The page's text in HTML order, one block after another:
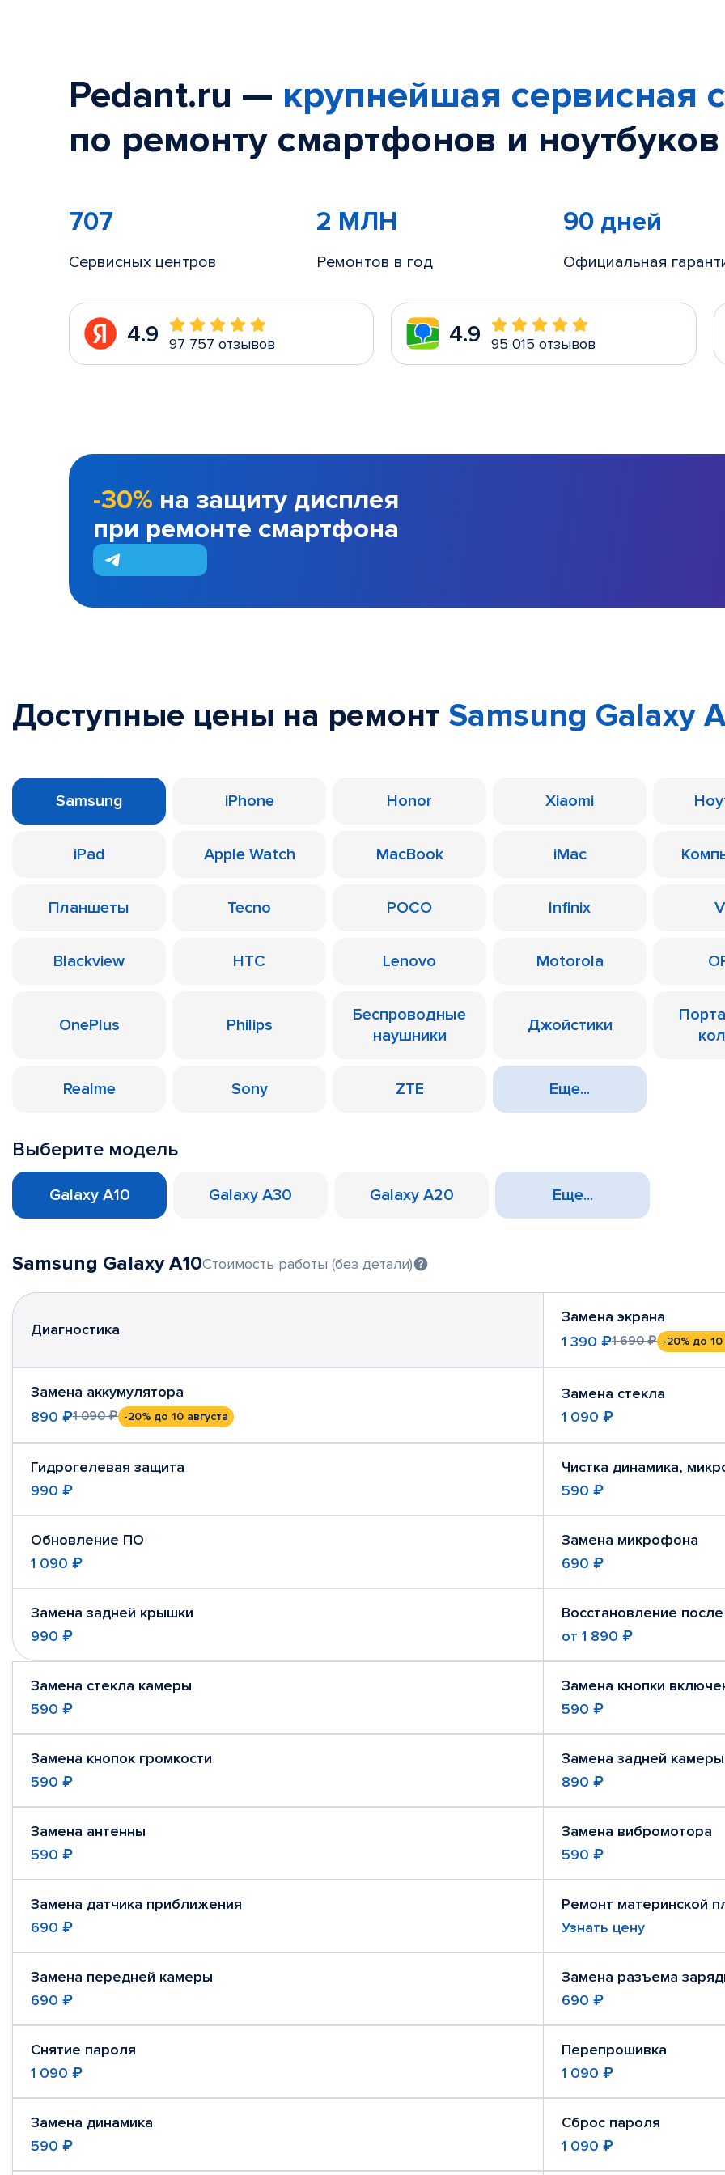
Pedant.ru — крупнейшая сервисная
по ремонту смартфонов и
707
Сервисных центров
2 МЛН
Ремонтов в год
90 дней
Официальная
4.9 97 757 отзывов 4.9 95 015 отзывов
-30% на защиту дисплея
при ремонте смартфона
Доступные цены на ремонт Samsung Galaxy
Samsung iPhone Honor Xiaomi
iPad Apple Watch MacBook iMac
Планшеты Tecno POCO Infinix
Blackview HTC Lenovo Motorola
OnePlus Philips
Беспроводные
наушники
Джойстики
Realme Sony ZTE Еще...
Выберите модель
Galaxy A10 Galaxy A30 Galaxy A20 Еще...
Samsung Galaxy A10Стоимость работы (без детали)
Диагностика
Замена экрана
1 390 ₽1 690 ₽ -20% до 10
Замена аккумулятора
890 ₽1 090 ₽ -20% до 10 августа
Замена стекла
1 090 ₽
Гидрогелевая защита
990 ₽
Чистка динамика,
590 ₽
Обновление ПО
1 090 ₽
Замена микрофона
690 ₽
Замена задней крышки
990 ₽
Восстановление
от 1 890 ₽
Замена стекла камеры
590 ₽
Замена кнопки
590 ₽
Замена кнопок громкости
590 ₽
Замена задней камеры
890 ₽
Замена антенны
590 ₽
Замена вибромотора
590 ₽
Замена датчика приближения
690 ₽
Ремонт материнской
Узнать цену
Замена передней камеры
690 ₽
Замена разъема
690 ₽
Снятие пароля
1 090 ₽
Перепрошивка
1 090 ₽
Замена динамика
590 ₽
Сброс пароля
1 090 ₽